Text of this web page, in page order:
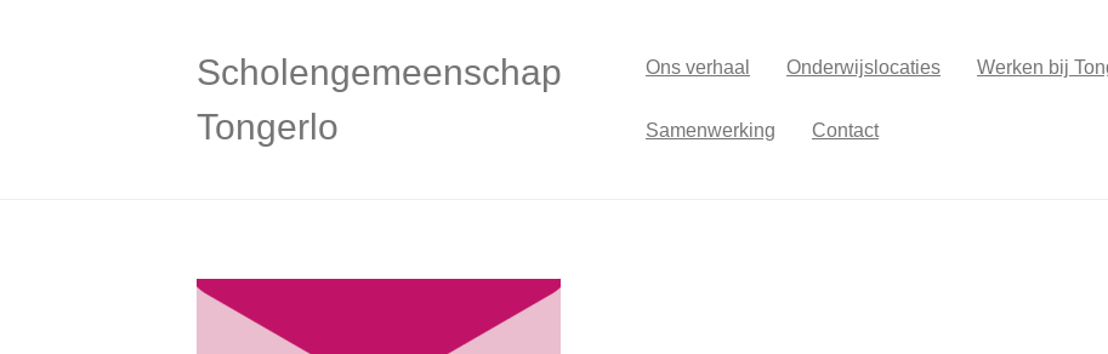
Scholengemeenschap
Tongerlo
Ons verhaal Onderwijslocaties Werken bij
Samenwerking Contact